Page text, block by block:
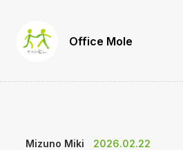
Office Mole
Mizuno Miki 2026.02.22